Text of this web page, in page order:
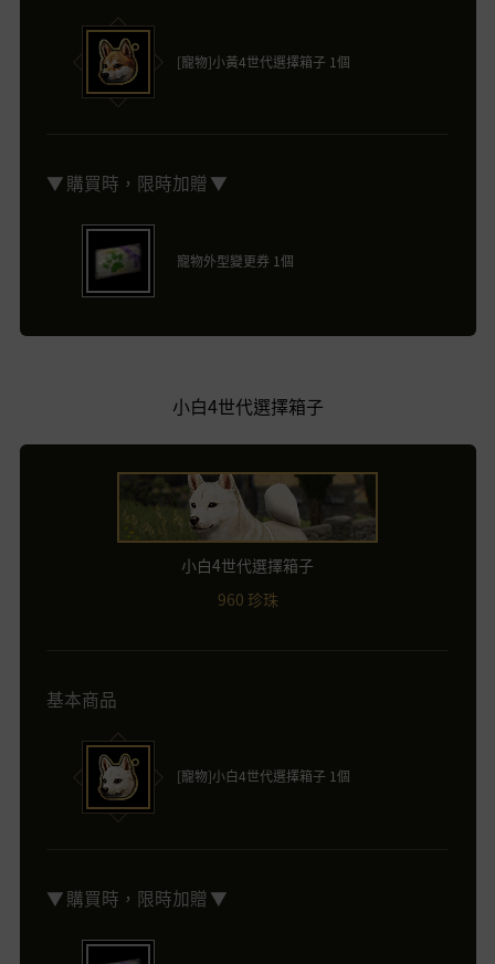
[寵物]小黃4世代選擇箱子 1個
▼ 購買時，限時加贈 ▼
寵物外型變更券 1個
小白4世代選擇箱子
小白4世代選擇箱子
960 珍珠
基本商品
[寵物]小白4世代選擇箱子 1個
▼ 購買時，限時加贈 ▼